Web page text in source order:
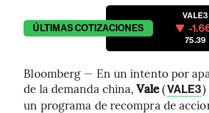
ÚLTIMASCOTIZACIONES
VALE3
-
75.39
Bloomberg — En un intento por
de la demanda china,Vale(VALE3
un programa de recompra de